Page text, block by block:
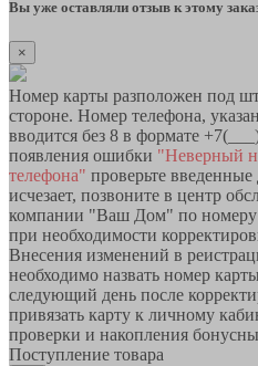
Вы уже оставляли отзыв к этому
×
Номер карты разположен под
стороне. Номер телефона,
вводится без 8 в формате
появления ошибки "Неверный
телефона" проверьте
исчезает, позвоните в центр
компании "Ваш Дом" по номеру
при необходимости
Внесения изменений в
необходимо назвать номер
следующий день после
привязать карту к личному
проверки и накопления
Поступление товара